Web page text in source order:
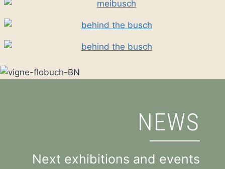
NEWS
Next exhibitions and events